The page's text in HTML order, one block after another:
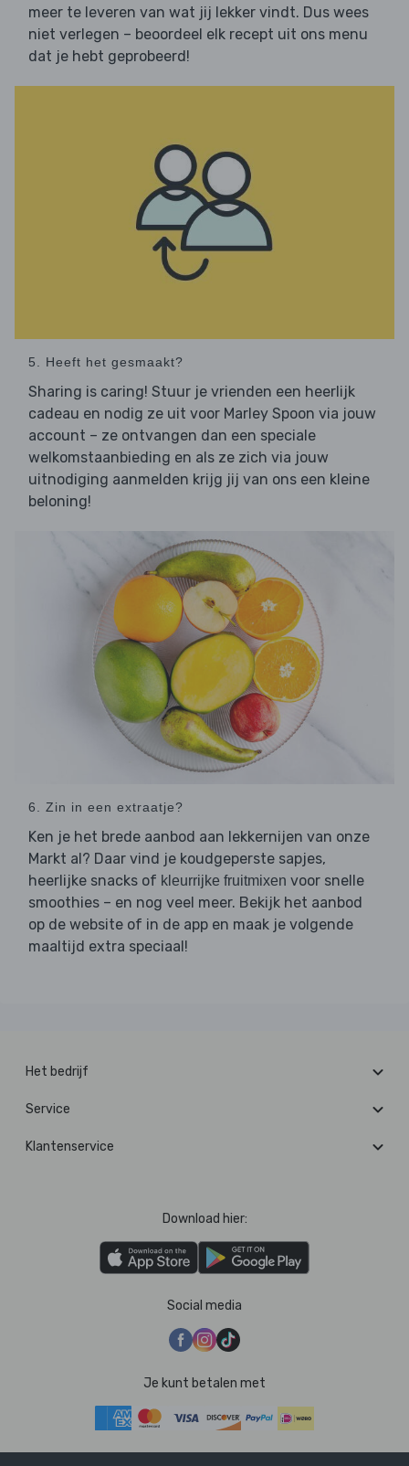
meer te leveren van wat jij lekker vindt. Dus wees
niet verlegen – beoordeel elk recept uit ons menu
dat je hebt geprobeerd!
5. Heeft het gesmaakt?
Sharing is caring! Stuur je vrienden een heerlijk
cadeau en nodig ze uit voor Marley Spoon via jouw
account – ze ontvangen dan een speciale
welkomstaanbieding en als ze zich via jouw
uitnodiging aanmelden krijg jij van ons een kleine
beloning!
6. Zin in een extraatje?
Ken je het brede aanbod aan lekkernijen van onze
Markt al? Daar vind je koudgeperste sapjes,
heerlijke snacks of kleurrijke fruitmixen voor snelle
smoothies – en nog veel meer. Bekijk het aanbod
op de website of in de app en maak je volgende
maaltijd extra speciaal!
Het bedrijf
Service
Klantenservice
Download hier:
Social media
Je kunt betalen met